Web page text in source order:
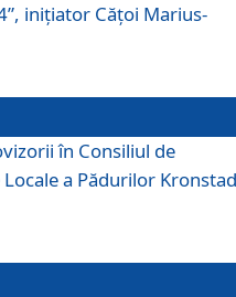
inițiator Cățoi Marius-
în Consiliul de
a Pădurilor